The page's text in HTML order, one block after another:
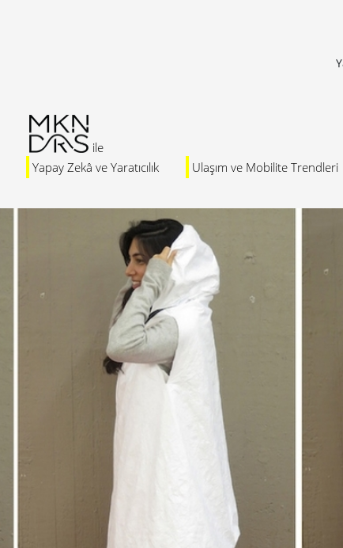
Yapay Zekâ ve Yaratıcılık Ulaşım ve Mobilite Trendleri